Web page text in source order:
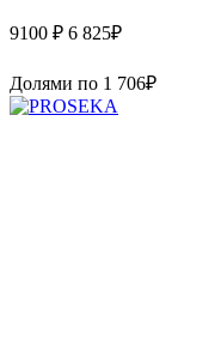
9100 ₽ 6 825₽
Долями по 1 706₽